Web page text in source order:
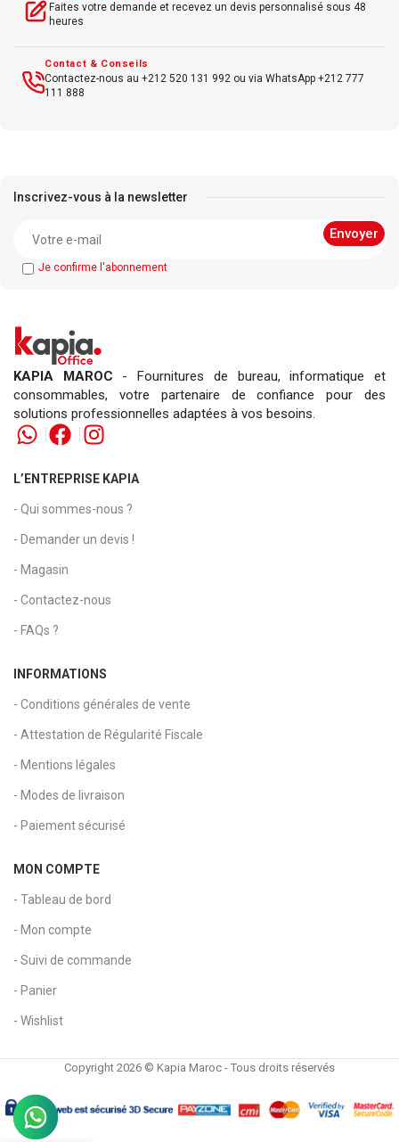
Faites votre demande et recevez un devis personnalisé sous 48
heures
Contact & Conseils
Contactez-nous au +212 520 131 992 ou via WhatsApp +212 777
111 888
Inscrivez-vous à la newsletter
Je confirme l'abonnement
KAPIA MAROC - Fournitures de bureau, informatique et
consommables, votre partenaire de confiance pour des
solutions professionnelles adaptées à vos besoins.
L’ENTREPRISE KAPIA
- Qui sommes-nous ?
- Demander un devis !
- Magasin
- Contactez-nous
- FAQs ?
INFORMATIONS
- Conditions générales de vente
- Attestation de Régularité Fiscale
- Mentions légales
- Modes de livraison
- Paiement sécurisé
MON COMPTE
- Tableau de bord
- Mon compte
- Suivi de commande
- Panier
- Wishlist
Copyright 2026 © Kapia Maroc - Tous droits réservés